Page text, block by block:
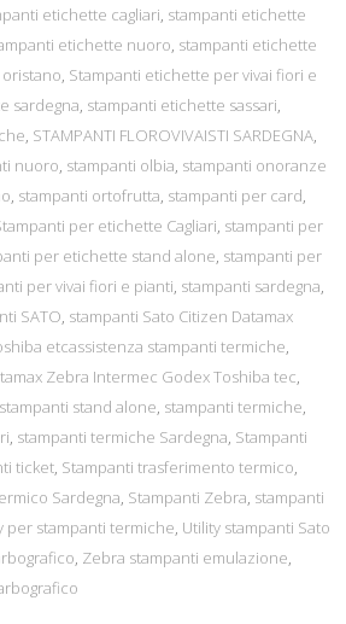
etichette cagliari, stampanti etichette
etichette nuoro, stampanti etichette
, Stampanti etichette per vivai fiori e
sardegna, stampanti etichette sassari,
, STAMPANTI FLOROVIVAISTI SARDEGNA,
nuoro, stampanti olbia, stampanti onoranze
, stampanti ortofrutta, stampanti per card,
per etichette Cagliari, stampanti per
per etichette stand alone, stampanti per
per vivai fiori e pianti, stampanti sardegna,
SATO, stampanti Sato Citizen Datamax
etcassistenza stampanti termiche,
Zebra Intermec Godex Toshiba tec,
stampanti stand alone, stampanti termiche,
, stampanti termiche Sardegna, Stampanti
ticket, Stampanti trasferimento termico,
Sardegna, Stampanti Zebra, stampanti
per stampanti termiche, Utility stampanti Sato
, Zebra stampanti emulazione,